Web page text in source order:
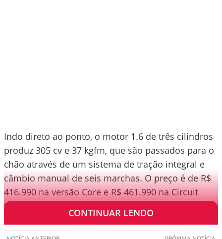
Indo direto ao ponto, o motor 1.6 de três cilindros
produz 305 cv e 37 kgfm, que são passados para o
chão através de um sistema de tração integral e
câmbio manual de seis marchas. O preço é de R$
416.990 na versão Core e R$ 461.990 na Circuit
Edition.
CONTINUAR LENDO